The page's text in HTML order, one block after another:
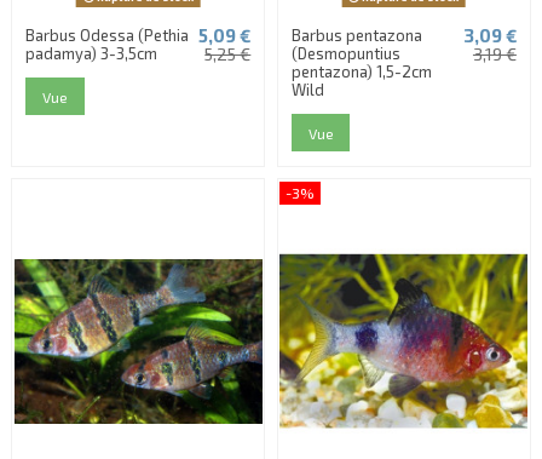
Barbus Odessa (Pethia
padamya) 3-3,5cm
5,09 €
5,25 €
Vue
Barbus pentazona
(Desmopuntius
pentazona) 1,5-2cm
Wild
3,09 €
3,19 €
Vue
-3%